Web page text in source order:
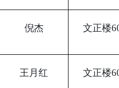
倪杰 文正楼
王月红 文正楼